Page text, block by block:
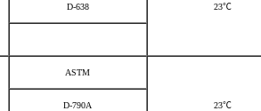
23℃
D-638
ASTM
23℃
D-790A